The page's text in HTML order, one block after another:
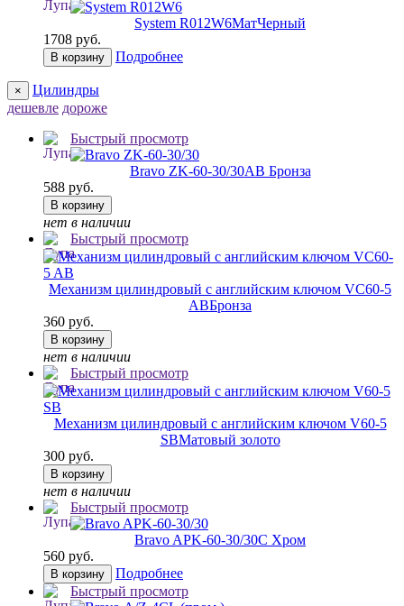
System R012W6МатЧерный
1708 руб.
В корзину Подробнее
×
Цилиндры
дешевле дороже
Быстрый просмотр
Bravo ZK-60-30/30AB Бронза
588 руб.
В корзину
нет в наличии
Быстрый просмотр
Механизм цилиндровый с английским ключом VC60-5
ABБронза
360 руб.
В корзину
нет в наличии
Быстрый просмотр
Механизм цилиндровый с английским ключом V60-5
SBМатовый золото
300 руб.
В корзину
нет в наличии
Быстрый просмотр
Bravo AРK-60-30/30C Хром
560 руб.
В корзину
Подробнее
Быстрый просмотр